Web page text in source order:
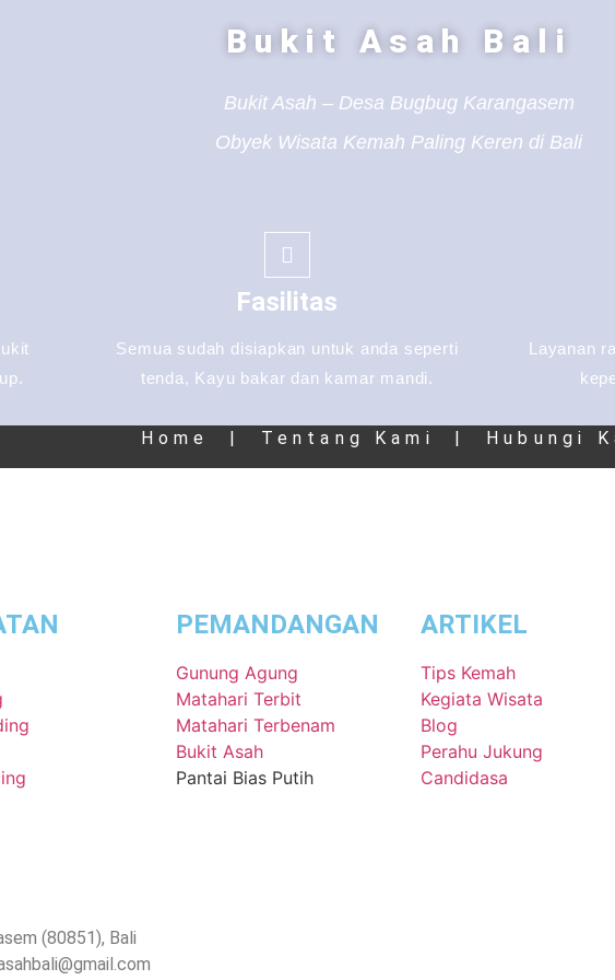
Bukit Asah Bali
Bukit Asah – Desa Bugbug Karangasem
Obyek Wisata Kemah Paling Keren di Bali
Fasilitas
Semua sudah disiapkan untuk anda seperti
tenda, Kayu bakar dan kamar mandi.
Layanan
Home Tentang Kami Hubungi
PEMANDANGAN
Gunung Agung
Matahari Terbit
Matahari Terbenam
Bukit Asah
Pantai Bias Putih
ARTIKEL
Tips Kemah
Kegiata Wisata
Blog
Perahu Jukung
Candidasa
(80851), Bali